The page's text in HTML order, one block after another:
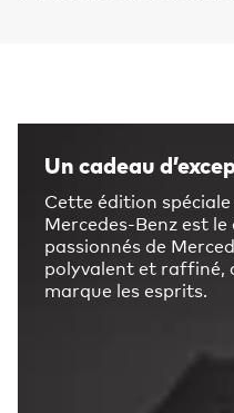
Un cadeau
Cette édition
Mercedes-Benz est
passionnés de
polyvalent et raffiné,
marque les esprits.